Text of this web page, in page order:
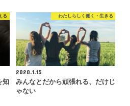
る
知
わたしらしく働く・生きる
2020.1.15
みんなとだから頑張れる、だけじ
ゃない